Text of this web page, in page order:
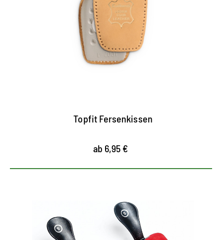
das Fersenkissen aus pflanzlich gegerbtem Leder
polstert sanft und kann Fersenschmerzen
vorbeugen und lindern
enthält Latex-Schaum für einen dämpfenden
Topfit Fersenkissen
ab 6,95 €
Schuhspanner aus